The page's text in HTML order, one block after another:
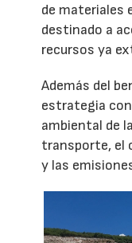
de materiales
destinado a
recursos ya
Además del
estrategia
ambiental de
transporte, el
y las